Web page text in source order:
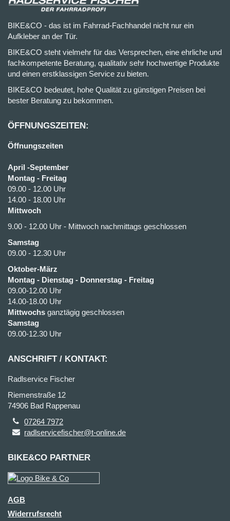
BIKE&CO - das ist im Fahrrad-Fachhandel nicht nur ein
Aufkleber an der Tür.
BIKE&CO steht vielmehr für das Versprechen, eine ehrliche und
fachkompetente Beratung, qualitativ sehr hochwertige Produkte
und einen erstklassigen Service zu bieten.
BIKE&CO bedeutet, hohe Qualität zu günstigen Preisen bei
bester Beratung zu bekommen.
ÖFFNUNGSZEITEN:
Öffnungszeiten
April -September
Montag - Freitag
09.00 - 12.00 Uhr
14.00 - 18.00 Uhr
Mittwoch
9.00 - 12.00 Uhr - Mittwoch nachmittags geschlossen
Samstag
09.00 - 12.30 Uhr
Oktober-März
Montag - Dienstag - Donnerstag - Freitag
09.00-12.00 Uhr
14.00-18.00 Uhr
Mittwochs ganztägig geschlossen
Samstag
09.00-12.30 Uhr
ANSCHRIFT / KONTAKT:
Radlservice Fischer
Riemenstraße 12
74906 Bad Rappenau
07264 7972
radlservicefischer@t-online.de
BIKE&CO PARTNER
AGB
Widerrufsrecht